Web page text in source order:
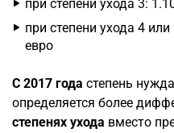
при степени ухода 3:
при степени ухода 4
евро
С 2017 года степень
определяется более
степенях ухода вместо